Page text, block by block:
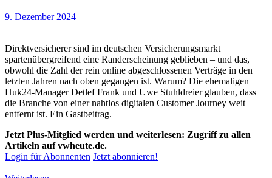
9. Dezember 2024
Direktversicherer sind im deutschen Versicherungsmarkt
spartenübergreifend eine Randerscheinung geblieben – und das,
obwohl die Zahl der rein online abgeschlossenen Verträge in den
letzten Jahren nach oben gegangen ist. Warum? Die ehemaligen
Huk24-Manager Detlef Frank und Uwe Stuhldreier glauben, dass
die Branche von einer nahtlos digitalen Customer Journey weit
entfernt ist. Ein Gastbeitrag.
Jetzt Plus-Mitglied werden und weiterlesen: Zugriff zu allen
Artikeln auf vwheute.de.
Login für Abonnenten Jetzt abonnieren!